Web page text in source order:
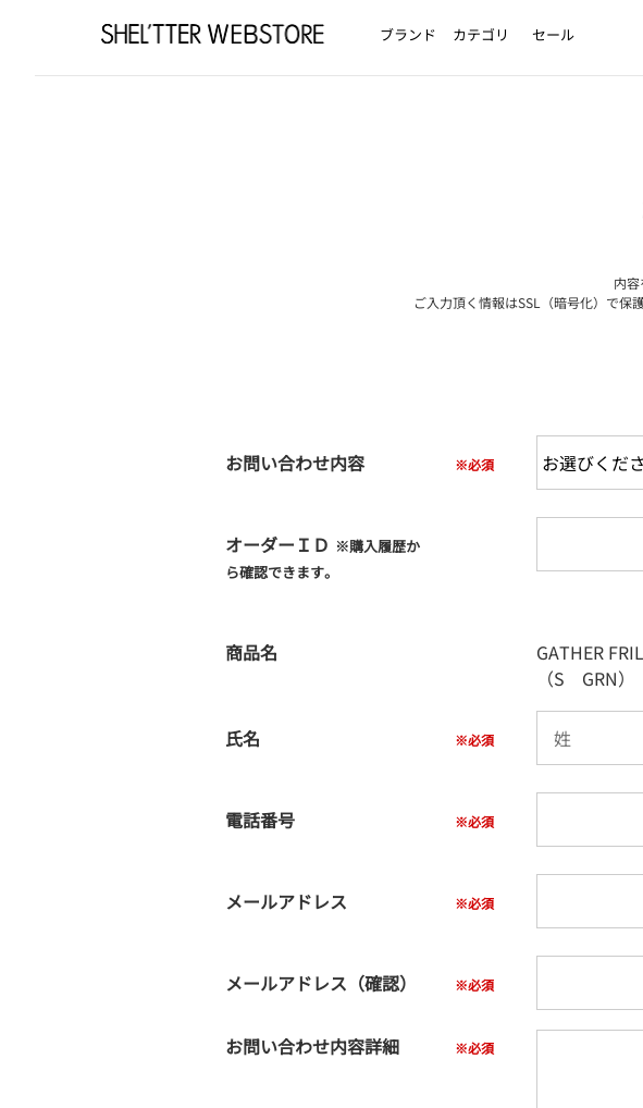
ブランド カテゴリ セール
内容
ご入力頂く情報はSSL（暗号化）で保
お問い合わせ内容
オーダーＩＤ ※購入履歴か
ら確認できます。
商品名
GATHER
（S GRN）
氏名
電話番号
メールアドレス
メールアドレス（確認）
お問い合わせ内容詳細